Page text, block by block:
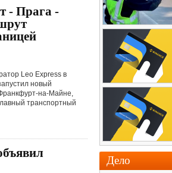
- Прага -
Leo Express в
новый
на-Майне,
транспортный
Дело